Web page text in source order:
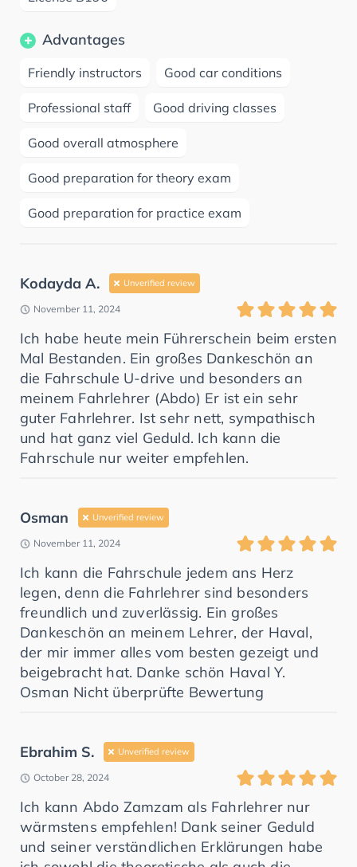
Advantages
Friendly instructors Good car conditions
Professional staff Good driving classes
Good overall atmosphere
Good preparation for theory exam
Good preparation for practice exam
Kodayda A. Unverified review
November 11, 2024
Ich habe heute mein Führerschein beim ersten
Mal Bestanden. Ein großes Dankeschön an
die Fahrschule U-drive und besonders an
meinem Fahrlehrer (Abdo) Er ist ein sehr
guter Fahrlehrer. Ist sehr nett, sympathisch
und hat ganz viel Geduld. Ich kann die
Fahrschule nur weiter empfehlen.
Osman Unverified review
November 11, 2024
Ich kann die Fahrschule jedem ans Herz
legen, denn die Fahrlehrer sind besonders
freundlich und zuverlässig. Ein großes
Dankeschön an meinem Lehrer, der Haval,
der mir immer alles vom besten gezeigt und
beigebracht hat. Danke schön Haval Y.
Osman Nicht überprüfte Bewertung
Ebrahim S. Unverified review
October 28, 2024
Ich kann Abdo Zamzam als Fahrlehrer nur
wärmstens empfehlen! Dank seiner Geduld
und seiner verständlichen Erklärungen habe